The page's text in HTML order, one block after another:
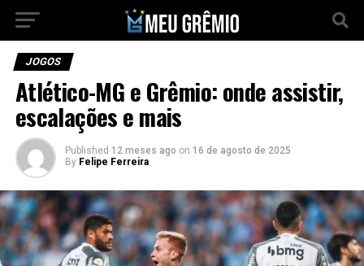
JOGOS
Atlético-MG e Grêmio: onde assistir,
escalações e mais
Published 12 meses ago on 16 de agosto de 2025
By Felipe Ferreira